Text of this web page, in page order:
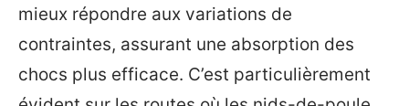
mieux répondre aux variations de
contraintes, assurant une absorption des
chocs plus efficace. C’est particulièrement